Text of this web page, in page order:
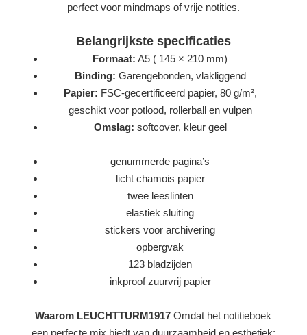
perfect voor mindmaps of vrije notities.
Belangrijkste specificaties
Formaat: A5 ( 145 × 210 mm)
Binding: Garengebonden, vlakliggend
Papier: FSC-gecertificeerd papier, 80 g/m²,
geschikt voor potlood, rollerball en vulpen
Omslag: softcover, kleur geel
genummerde pagina’s
licht chamois papier
twee leeslinten
elastiek sluiting
stickers voor archivering
opbergvak
123 bladzijden
inkproof zuurvrij papier
Waarom LEUCHTTURM1917 Omdat het notitieboek
een perfecte mix biedt van duurzaamheid en esthetiek: